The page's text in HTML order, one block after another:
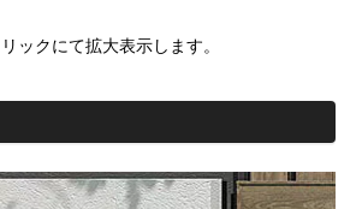
ックにて拡大表示します。